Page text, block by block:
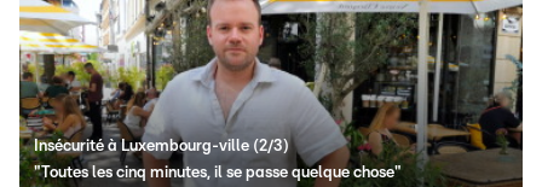
Insécurité à Luxembourg-ville (2/3)
"Toutes les cinq minutes, il se passe quelque chose"